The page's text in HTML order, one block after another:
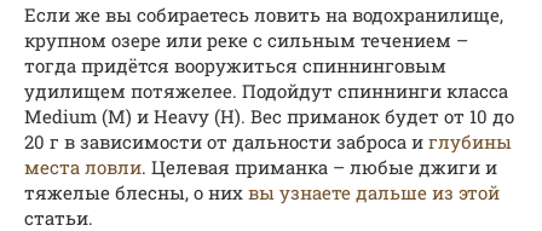
Если же вы собираетесь ловить на водохранилище,
крупном озере или реке с сильным течением –
тогда придётся вооружиться спиннинговым
удилищем потяжелее. Подойдут спиннинги класса
Medium (M) и Heavy (H). Вес приманок будет от 10 до
20 г в зависимости от дальности заброса и глубины
места ловли. Целевая приманка – любые джиги и
тяжелые блесны, о них вы узнаете дальше из этой
статьи.